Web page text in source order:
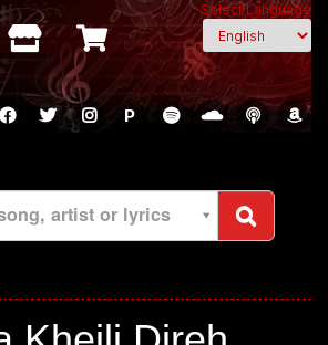
Select Language
P
artist or lyrics